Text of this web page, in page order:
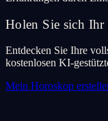
Holen Sie sich Ihr
Entdecken Sie Ihre
kostenlosen KI-
Mein Horoskop